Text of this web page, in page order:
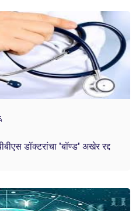
डॉक्टरांचा 'बॉण्ड' अखेर रद्द